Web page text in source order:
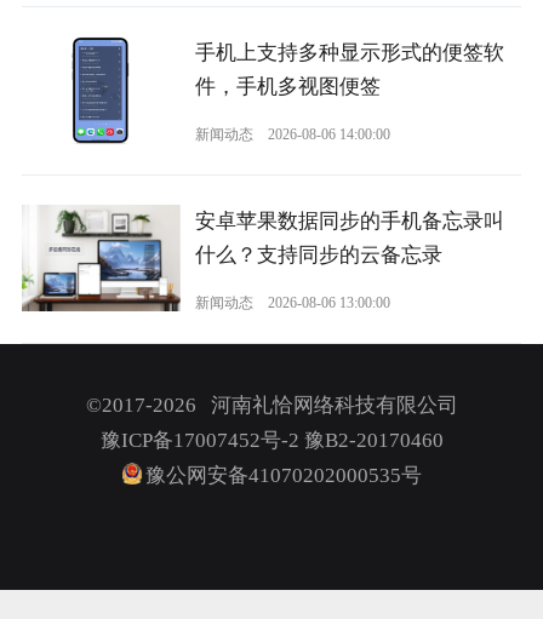
手机上支持多种显示形式的便签软
件，手机多视图便签
新闻动态 2026-08-06 14:00:00
安卓苹果数据同步的手机备忘录叫
什么？支持同步的云备忘录
新闻动态 2026-08-06 13:00:00
©2017-2026 河南礼恰网络科技有限公司
豫ICP备17007452号-2 豫B2-20170460
豫公网安备41070202000535号